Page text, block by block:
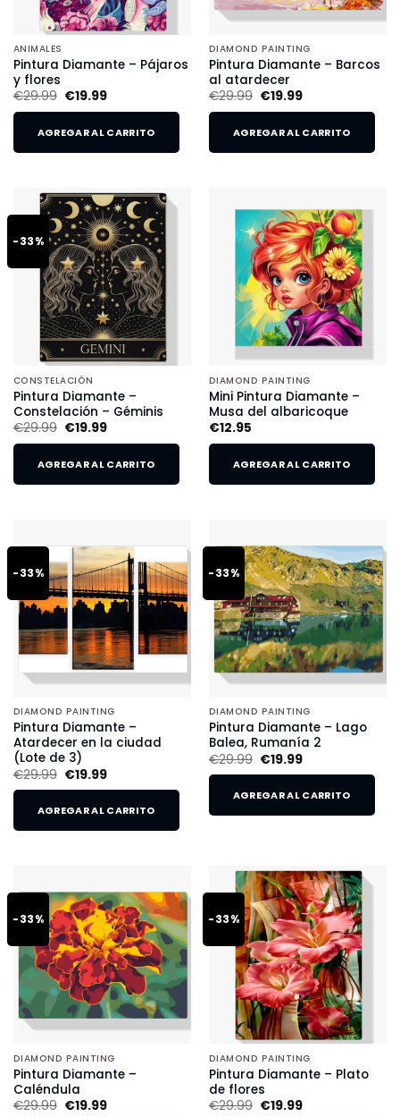
ANIMALES
Pintura Diamante – Pájaros
y flores
€29.99 €19.99
AGREGAR AL CARRITO
DIAMOND PAINTING
Pintura Diamante – Barcos
al atardecer
€29.99 €19.99
AGREGAR AL CARRITO
-33%
CONSTELACIÓN
Pintura Diamante –
Constelación – Géminis
€29.99 €19.99
AGREGAR AL CARRITO
DIAMOND PAINTING
Mini Pintura Diamante –
Musa del albaricoque
€12.95
AGREGAR AL CARRITO
-33%
DIAMOND PAINTING
Pintura Diamante –
Atardecer en la ciudad
(Lote de 3)
€29.99 €19.99
AGREGAR AL CARRITO
-33%
DIAMOND PAINTING
Pintura Diamante – Lago
Balea, Rumanía 2
€29.99 €19.99
AGREGAR AL CARRITO
-33%
DIAMOND PAINTING
Pintura Diamante –
Caléndula
€29.99 €19.99
-33%
DIAMOND PAINTING
Pintura Diamante – Plato
de flores
€29.99 €19.99